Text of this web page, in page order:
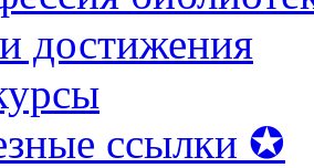
достижения
ссылки ✪